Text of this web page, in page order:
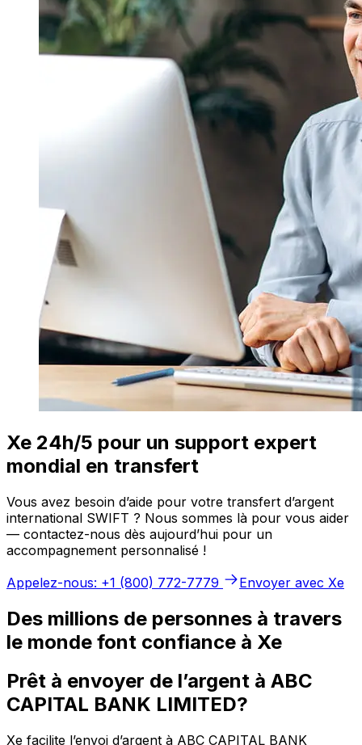
Xe 24h/5 pour un support expert
mondial en transfert
Vous avez besoin d’aide pour votre transfert d’argent
international SWIFT ? Nous sommes là pour vous aider
— contactez-nous dès aujourd’hui pour un
accompagnement personnalisé !
Appelez-nous: +1 (800) 772-7779
Envoyer avec Xe
Des millions de personnes à travers
le monde font confiance à Xe
Prêt à envoyer de l’argent à ABC
CAPITAL BANK LIMITED?
Xe facilite l’envoi d’argent à ABC CAPITAL BANK